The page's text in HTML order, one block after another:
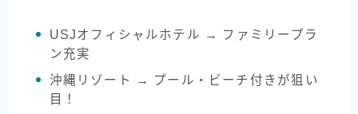
USJオフィシャルホテル → ファミリープラ
ン充実
沖縄リゾート → プール・ビーチ付きが狙い
目！